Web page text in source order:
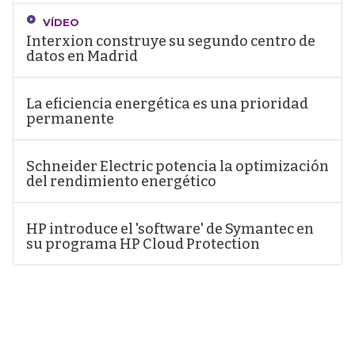
VÍDEO
Interxion construye su segundo centro de
datos en Madrid
La eficiencia energética es una prioridad
permanente
Schneider Electric potencia la optimización
del rendimiento energético
HP introduce el 'software' de Symantec en
su programa HP Cloud Protection